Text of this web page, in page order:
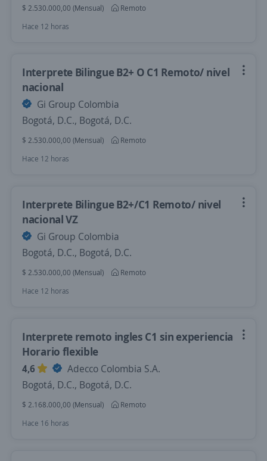
$ 2.530.000,00 (Mensual)
Remoto
Hace 12 horas
Interprete Bilingue B2+ O C1 Remoto/ nivel
nacional
Gi Group Colombia
Bogotá, D.C., Bogotá, D.C.
$ 2.530.000,00 (Mensual)
Remoto
Hace 12 horas
Interprete Bilingue B2+/C1 Remoto/ nivel
nacional VZ
Gi Group Colombia
Bogotá, D.C., Bogotá, D.C.
$ 2.530.000,00 (Mensual)
Remoto
Hace 12 horas
Interprete remoto ingles C1 sin experiencia
Horario flexible
4,6
Adecco Colombia S.A.
Bogotá, D.C., Bogotá, D.C.
$ 2.168.000,00 (Mensual)
Remoto
Hace 16 horas